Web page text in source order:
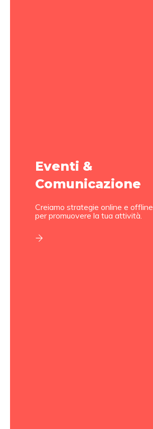
Eventi &
Comunicazione
Creiamo strategie online e offline
per promuovere la tua attività.